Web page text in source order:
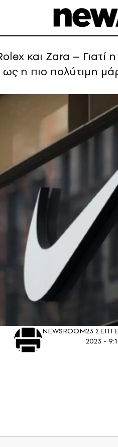
και Zara –
η πιο πολύτιμη
NEWSROOM23
2023 -